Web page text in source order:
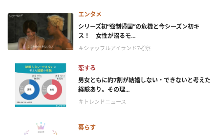
エンタメ
シリーズ初“強制帰国”の危機と今シーズン初キ
ス！ 女性が沼るモ...
＃シャッフルアイランド7考察
恋する
男女ともに約7割が結婚しない・できないと考えた
経験あり。その理...
＃トレンドニュース
暮らす